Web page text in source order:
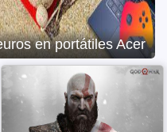
Anniversary -